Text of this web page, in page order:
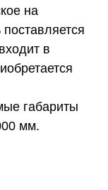
на
в
габариты
мм.